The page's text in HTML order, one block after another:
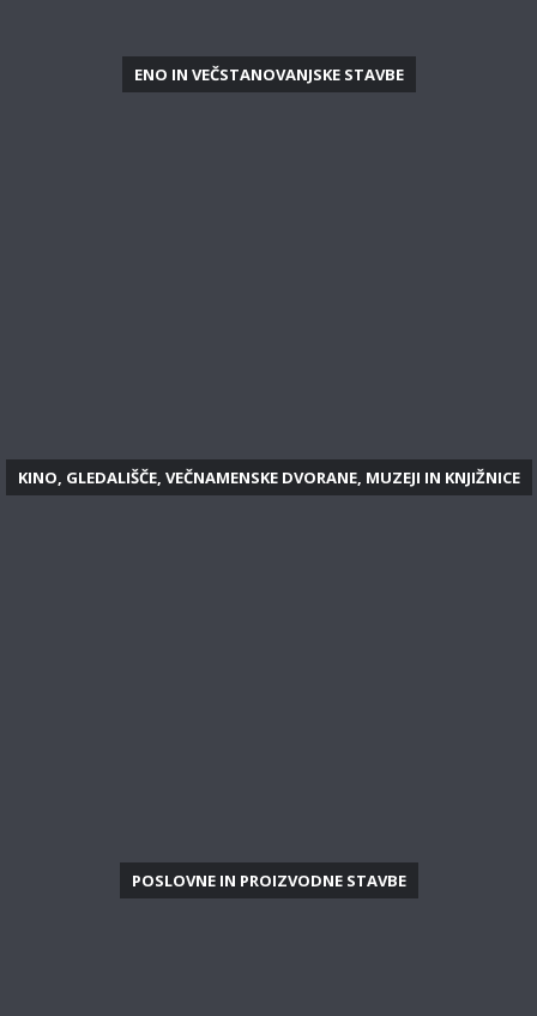
ENO IN VEČSTANOVANJSKE STAVBE
KINO, GLEDALIŠČE, VEČNAMENSKE DVORANE, MUZEJI IN KNJIŽNICE
POSLOVNE IN PROIZVODNE STAVBE